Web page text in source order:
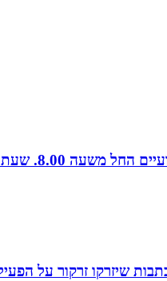
שיזרקו זרקור על